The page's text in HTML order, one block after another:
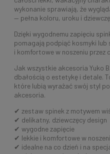
wykonanie sprawiają, że
— pełna koloru, uroku i
Dzięki wygodnemu zapięciu
pomagają podpiąć kosmyki
i komfortowe w noszeniu przez
Jak wszystkie akcesoria Yuko
dbałością o estetykę i detale.
które lubią wyrażać swój styl
akcesoria.
✔ zestaw spinek z motywem
✔ delikatny, dziewczęcy design
✔ wygodne zapięcie
✔ lekkie i komfortowe w
✔ idealne na co dzień i na